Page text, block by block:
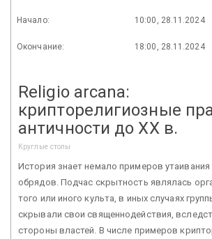
Начало: 10:00, 28.11.2024
Окончание: 18:00, 28.11.2024
Religio arcana:
крипторелигиозные
античности до XX в.
Круглые столы
История знает немало примеров
обрядов. Подчас скрытность являлась
того или иного культа, в иных случаях
скрывали свои священнодействия,
стороны властей. В числе примеров